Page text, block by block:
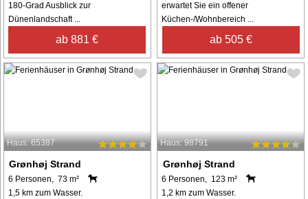
180-Grad Ausblick zur
Dünenlandschaft ...
ab 881 €
erwartet Sie ein offener
Küchen-/Wohnbereich ...
ab 505 €
Haus: 65387
Grønhøj Strand
6 Personen, 73 m²
1,5 km zum Wasser.
Haus: 98791
Grønhøj Strand
6 Personen, 123 m²
1,2 km zum Wasser.